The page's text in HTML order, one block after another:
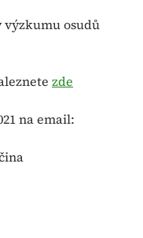
výzkumu osudů
zde
na email: